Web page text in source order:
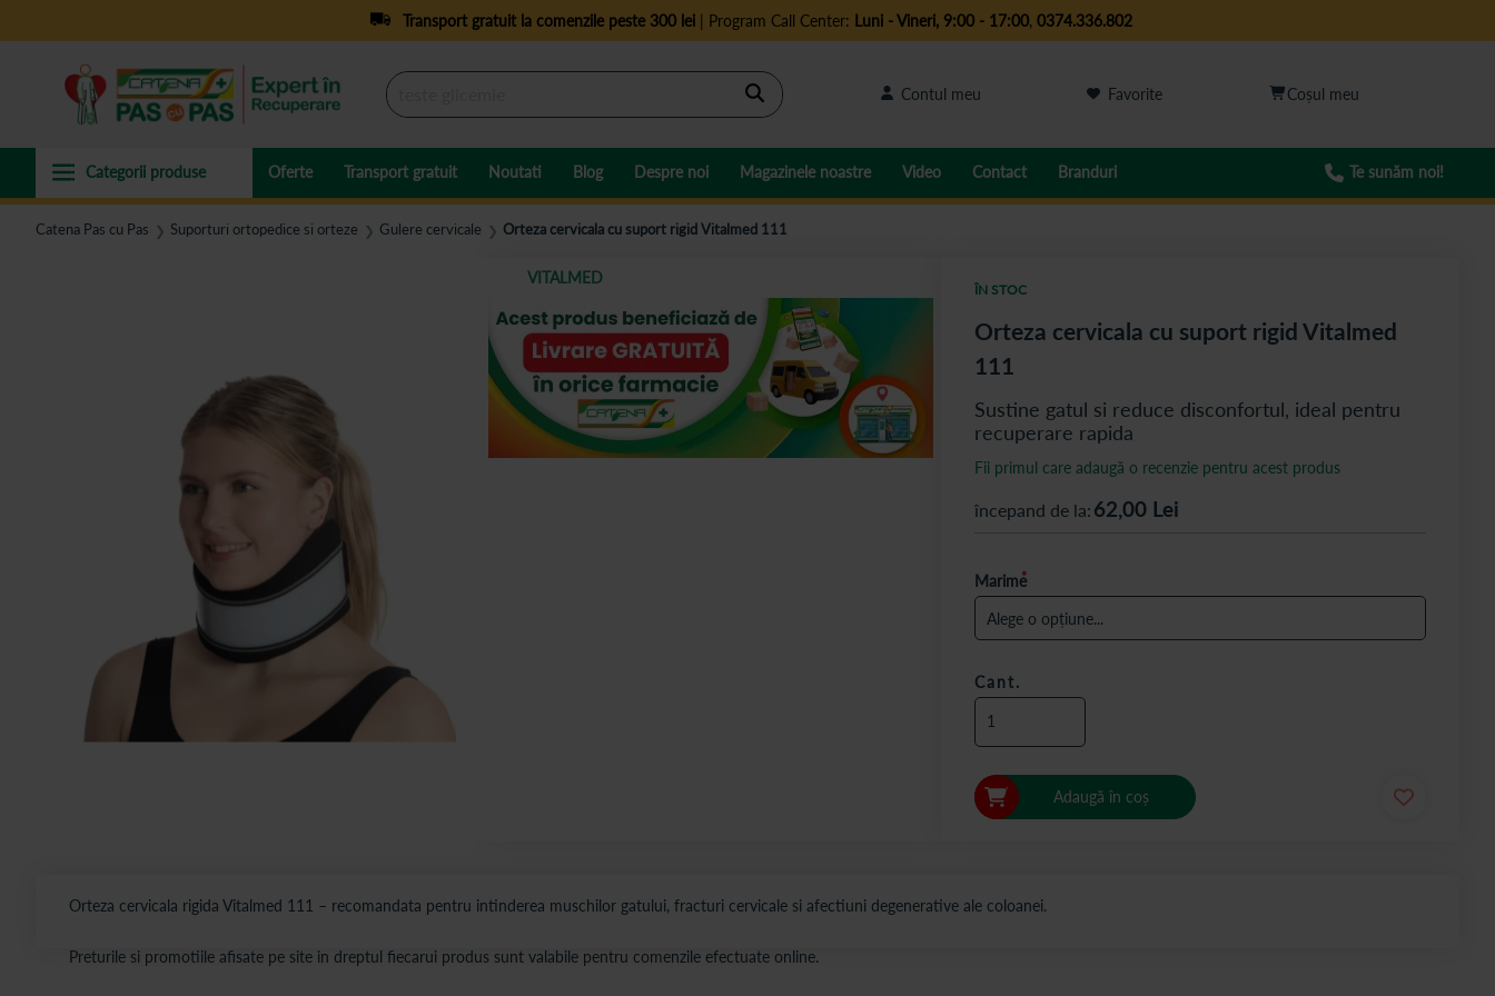
Transport gratuit la comenzile peste 300 lei| Program Call Center: Luni - Vineri, 9:00 - 17:00, 0374.336.802
Cautare Contul meu Favorite
Oferte Transport gratuit Noutati Blog Despre noi Magazinele noastre Video Contact Branduri Te sunăm noi!
Catena Pas cu Pas ❯ Suporturi ortopedice si orteze ❯ Gulere cervicale ❯ Orteza cervicala cu suport rigid Vitalmed 111
VITALMED
Orteza cervicala rigida Vitalmed 111 – recomandata pentru intinderea muschilor gatului, fracturi cervicale si afectiuni degenerative ale coloanei.
Orteza cervicala cu suport rigid Vitalmed
111
Sustine gatul si reduce disconfortul, ideal pentru
recuperare rapida
ÎN STOC
Fii primul care adaugă o recenzie pentru acest produs
începand de la 62,00Lei
Marime
Cant.
Adaugă în coș
Preturile si promotiile afisate pe site in dreptul fiecarui produs sunt valabile pentru comenzile efectuate online.